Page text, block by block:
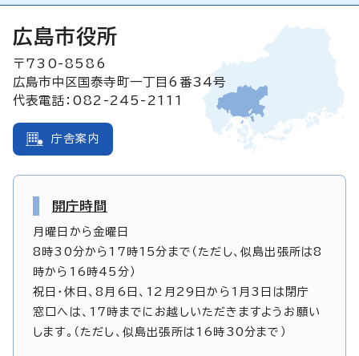
広島市役所
〒730-8586
広島市中区国泰寺町一丁目6番34号
代表電話：082-245-2111
庁舎案内
開庁時間
月曜日から金曜日
8時30分から17時15分まで（ただし、似島出張所は8
時から16時45分）
祝日・休日、8月6日、12月29日から1月3日は閉庁
窓口へは、17時までにお越しいただきますようお願い
します。（ただし、似島出張所は16時30分まで）